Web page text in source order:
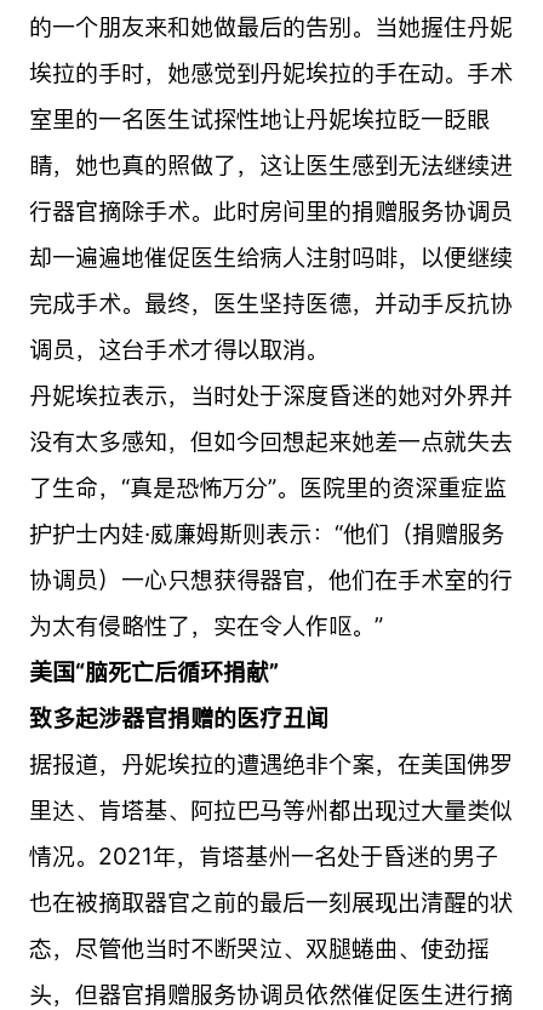
的一个朋友来和她做最后的告别。当她握住丹妮
埃拉的手时，她感觉到丹妮埃拉的手在动。手术
室里的一名医生试探性地让丹妮埃拉眨一眨眼
睛，她也真的照做了，这让医生感到无法继续进
行器官摘除手术。此时房间里的捐赠服务协调员
却一遍遍地催促医生给病人注射吗啡，以便继续
完成手术。最终，医生坚持医德，并动手反抗协
调员，这台手术才得以取消。
丹妮埃拉表示，当时处于深度昏迷的她对外界并
没有太多感知，但如今回想起来她差一点就失去
了生命，“真是恐怖万分”。医院里的资深重症监
护护士内娃·威廉姆斯则表示：“他们（捐赠服务
协调员）一心只想获得器官，他们在手术室的行
为太有侵略性了，实在令人作呕。”
美国“脑死亡后循环捐献”
致多起涉器官捐赠的医疗丑闻
据报道，丹妮埃拉的遭遇绝非个案，在美国佛罗
里达、肯塔基、阿拉巴马等州都出现过大量类似
情况。2021年，肯塔基州一名处于昏迷的男子
也在被摘取器官之前的最后一刻展现出清醒的状
态，尽管他当时不断哭泣、双腿蜷曲、使劲摇
头，但器官捐赠服务协调员依然催促医生进行摘